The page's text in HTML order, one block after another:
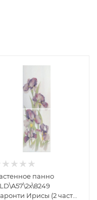
панно
Ирисы (2 части)